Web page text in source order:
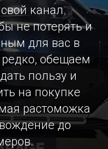
канал.
не потерять и
для вас в
обещаем
пользу и
на покупке
растоможка
до